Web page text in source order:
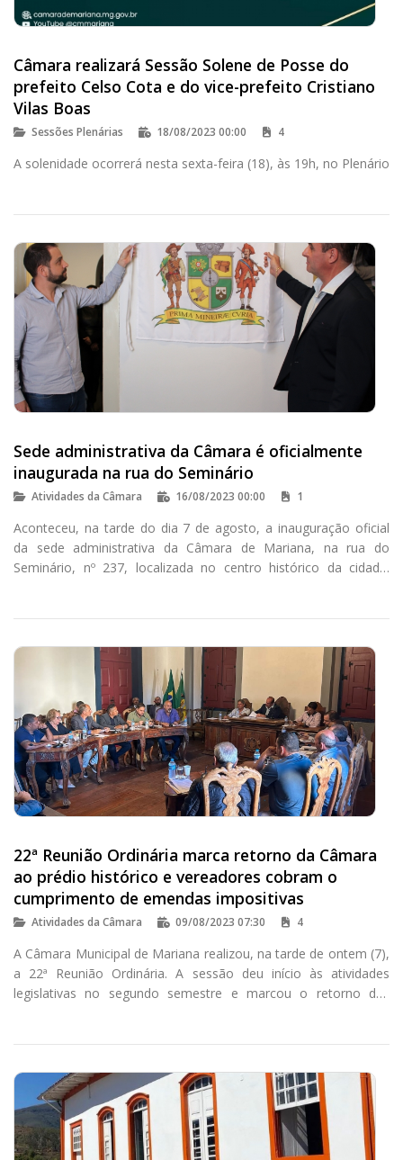
Câmara realizará Sessão Solene de Posse do
prefeito Celso Cota e do vice-prefeito Cristiano
Vilas Boas
Sessões Plenárias 18/08/2023 00:00 4
A solenidade ocorrerá nesta sexta-feira (18), às 19h, no Plenário
Sede administrativa da Câmara é oficialmente
inaugurada na rua do Seminário
Atividades da Câmara 16/08/2023 00:00 1
Aconteceu, na tarde do dia 7 de agosto, a inauguração oficial
da sede administrativa da Câmara de Mariana, na rua do
Seminário, nº 237, localizada no centro histórico da cidade.
Hélvio Moreira Moraes, no bairro Vila do Carmo.
22ª Reunião Ordinária marca retorno da Câmara
ao prédio histórico e vereadores cobram o
cumprimento de emendas impositivas
Atividades da Câmara 09/08/2023 07:30 4
A Câmara Municipal de Mariana realizou, na tarde de ontem (7),
a 22ª Reunião Ordinária. A sessão deu início às atividades
legislativas no segundo semestre e marcou o retorno das